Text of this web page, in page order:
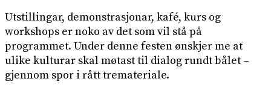
Utstillingar, demonstrasjonar, kafé, kurs og
workshops er noko av det som vil stå på
programmet. Under denne festen ønskjer me at
ulike kulturar skal møtast til dialog rundt bålet –
gjennom spor i rått tremateriale.